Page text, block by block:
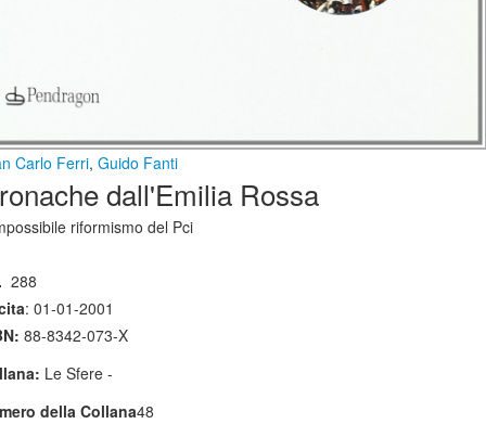
Carlo Ferri, Guido Fanti
dall'Emilia Rossa
riformismo del Pci
288
: 01-01-2001
88-8342-073-X
Le Sfere -
della Collana48